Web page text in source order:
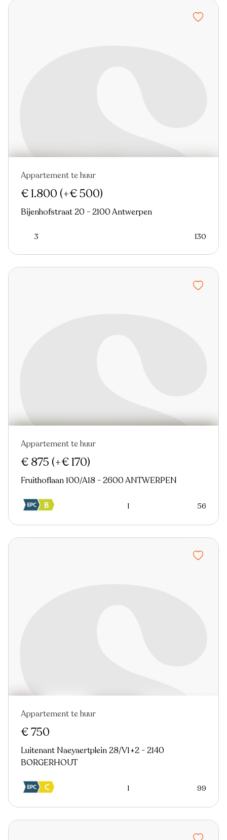
Nieuw
Appartement te huur
€ 1.800 (+€ 500)
Bijenhofstraat 20 - 2100 Antwerpen
3 130
Nieuw
Appartement te huur
€ 875 (+€ 170)
Fruithoflaan 100/A18 - 2600 ANTWERPEN
1 56
Nieuw
Appartement te huur
€ 750
Luitenant Naeyaertplein 28/V1+2 - 2140
BORGERHOUT
1 99